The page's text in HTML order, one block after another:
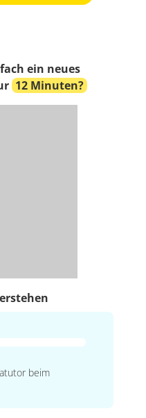
ein neues
12 Minuten?
beim